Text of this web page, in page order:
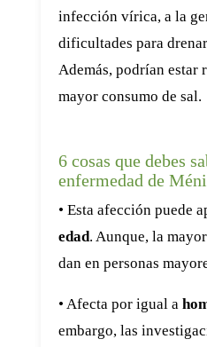
infección vírica, a la
dificultades para
Además, podrían estar
mayor consumo de sal.
6 cosas que debes
enfermedad de
• Esta afección puede
edad. Aunque, la
dan en personas
• Afecta por igual a
embargo, las